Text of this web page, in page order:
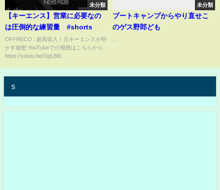
未分類
【キーエンス】営業に必要なの
は圧倒的な練習量 #shorts
OFFRECO : 超高収入！元キーエンスが明
かす秘密 YouTubeでの視聴はこちらから
https://youtu.be/1IgLB8i...
未分類
ブートキャンプからやり直せこ
のゲス野郎ども
s